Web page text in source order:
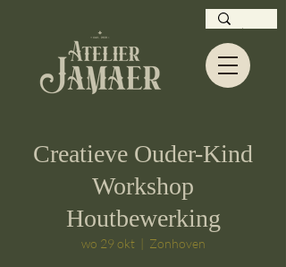
Creatieve Ouder-Kind
Workshop
Houtbewerking
wo 29 okt
  |
Zonhoven